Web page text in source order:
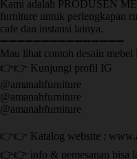
Kami adalah PRODUSEN
furniture untuk perlengkapan
cafe dan instansi lainya.
➖➖➖➖➖➖➖➖➖➖➖➖➖➖➖
Mau lihat contoh desain mebel
👉👉 Kunjungi profil IG
@amanahfurniture
@amanahfurniture
@amanahfurniture
👉👉 Katalog website :
👉👉 info & pemesanan bisa